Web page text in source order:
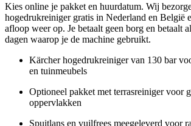
Kies online je pakket en huurdatum. Wij
hogedrukreiniger gratis in Nederland en België
afloop weer op. Je betaalt geen borg en betaalt
dagen waarop je de machine gebruikt.
Kärcher hogedrukreiniger van 130 bar
en tuinmeubels
Optioneel pakket met terrasreiniger voor
oppervlakken
Spuitlans en vuilfrees meegeleverd voor